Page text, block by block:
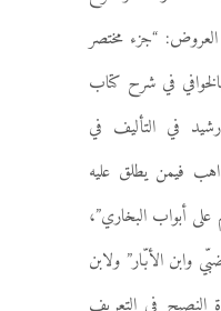
“جزء مختصر
في شرح كتاب
في التأليف في
فيمن يطلق عليه
أبواب البخاري”،
وابن الأبّار” ولابن